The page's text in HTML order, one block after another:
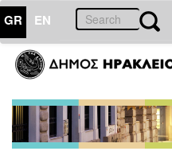
GR EN
ΑΝΘΕΚΤΙΚΗ
ΠΟΛΗ
Κοινωνική
Πολιτική
Νέα